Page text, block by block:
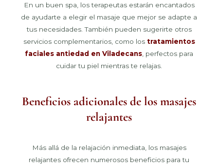
En un buen spa, los terapeutas estarán encantados
de ayudarte a elegir el masaje que mejor se adapte a
tus necesidades. También pueden sugerirte otros
servicios complementarios, como los tratamientos
faciales antiedad en Viladecans , perfectos para
cuidar tu piel mientras te relajas.
Beneficios adicionales de los masajes
relajantes
Más allá de la relajación inmediata, los masajes
relajantes ofrecen numerosos beneficios para tu